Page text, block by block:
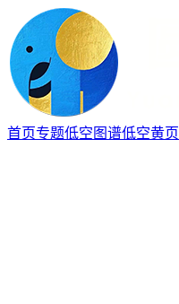
首页专题低空图谱低空黄页